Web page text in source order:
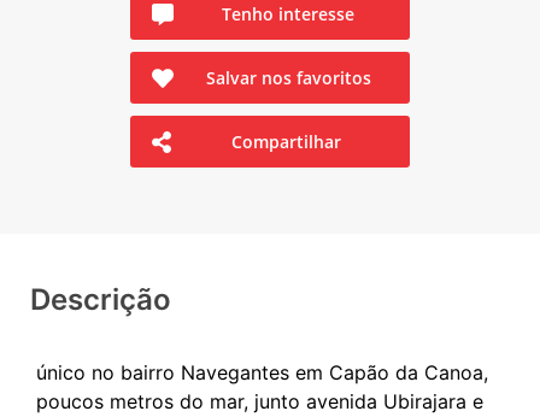
Tenho interesse
Salvar nos favoritos
Compartilhar
Descrição
único no bairro Navegantes em Capão da Canoa,
poucos metros do mar, junto avenida Ubirajara e